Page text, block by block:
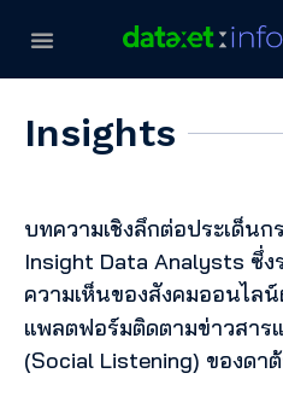
Insights
บทความเชิงลึกต่อประเด็นก
Insight Data Analysts ซึ่ง
ความเห็นของสังคมออนไล
แพลตฟอร์มติดตามข่าวสาร
(Social Listening) ของดาต้